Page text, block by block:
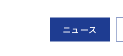
ニュース